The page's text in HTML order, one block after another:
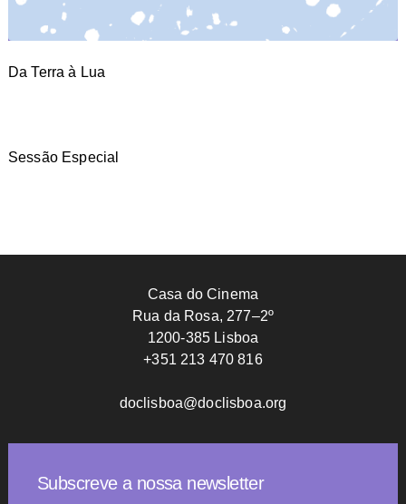
Da Terra à Lua
Sessão Especial
Casa do Cinema
Rua da Rosa, 277–2º
1200-385 Lisboa
+351 213 470 816
doclisboa@doclisboa.org
Subscreve a nossa newsletter